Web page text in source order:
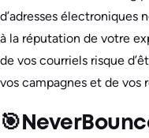
d’adresses électroniques
à la réputation de votre
de vos courriels risque
vos campagnes et de vos